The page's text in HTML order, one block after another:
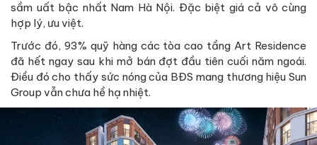
sầm uất bậc nhất Nam Hà Nội. Đặc biệt giá cả vô cùng
hợp lý, ưu việt.
Trước đó, 93% quỹ hàng các tòa cao tầng Art Residence
đã hết ngay sau khi mở bán đợt đầu tiên cuối năm ngoái.
Điều đó cho thấy sức nóng của BĐS mang thương hiệu Sun
Group vẫn chưa hề hạ nhiệt.